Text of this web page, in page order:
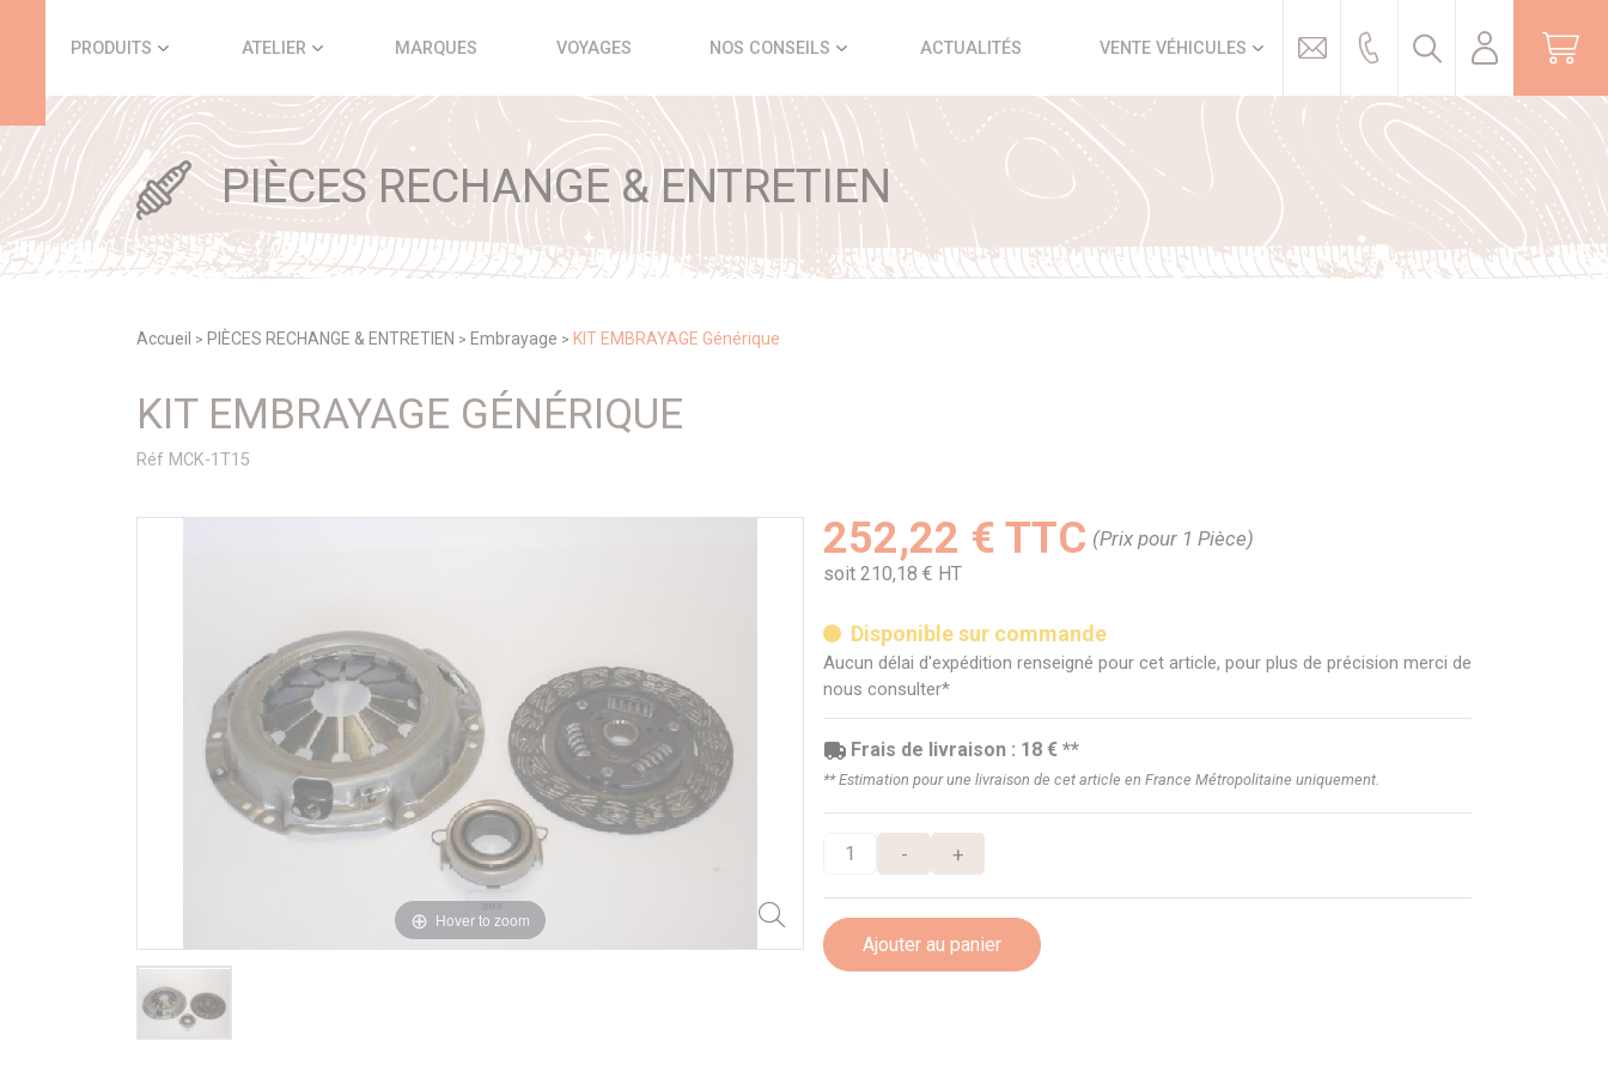
PRODUITS ATELIER MARQUES VOYAGES NOS CONSEILS ACTUALITÉS VENTE VÉHICULES
PIÈCES RECHANGE & ENTRETIEN
Accueil > PIÈCES RECHANGE & ENTRETIEN > Embrayage > KIT EMBRAYAGE Générique
KIT EMBRAYAGE GÉNÉRIQUE
Réf MCK-1T15
Hover to zoom
252,22 € TTC (Prix pour 1 Pièce)
soit 210,18 € HT
Disponible sur commande
Aucun délai d'expédition renseigné pour cet article, pour plus de précision merci de
nous consulter*
Frais de livraison : 18 € **
** Estimation pour une livraison de cet article en France Métropolitaine uniquement.
- +
Ajouter au panier